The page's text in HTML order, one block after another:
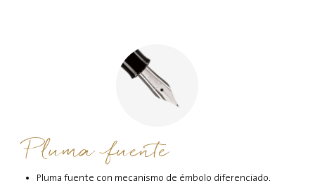
Pluma fuente
Pluma fuente con mecanismo de émbolo diferenciado.